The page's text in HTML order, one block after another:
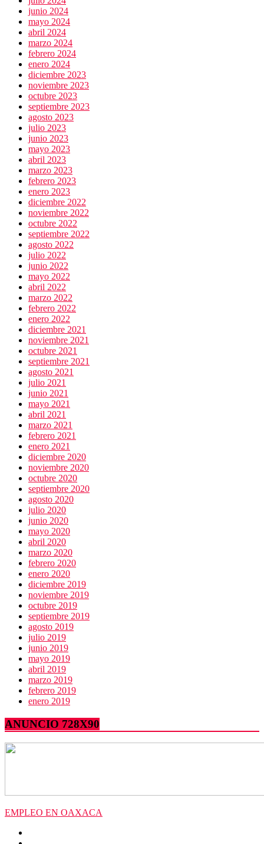
junio 2024
mayo 2024
abril 2024
marzo 2024
febrero 2024
enero 2024
diciembre 2023
noviembre 2023
octubre 2023
septiembre 2023
agosto 2023
julio 2023
junio 2023
mayo 2023
abril 2023
marzo 2023
febrero 2023
enero 2023
diciembre 2022
noviembre 2022
octubre 2022
septiembre 2022
agosto 2022
julio 2022
junio 2022
mayo 2022
abril 2022
marzo 2022
febrero 2022
enero 2022
diciembre 2021
noviembre 2021
octubre 2021
septiembre 2021
agosto 2021
julio 2021
junio 2021
mayo 2021
abril 2021
marzo 2021
febrero 2021
enero 2021
diciembre 2020
noviembre 2020
octubre 2020
septiembre 2020
agosto 2020
julio 2020
junio 2020
mayo 2020
abril 2020
marzo 2020
febrero 2020
enero 2020
diciembre 2019
noviembre 2019
octubre 2019
septiembre 2019
agosto 2019
julio 2019
junio 2019
mayo 2019
abril 2019
marzo 2019
febrero 2019
enero 2019
ANUNCIO 728X90
EMPLEO EN OAXACA